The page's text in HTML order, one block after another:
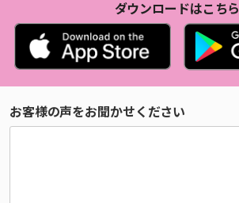
ダウンロードはこちら
お客様の声をお聞かせください